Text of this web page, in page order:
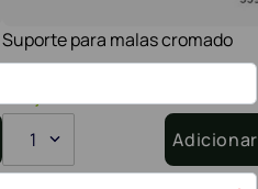
Suporte para malas cromado
1 Adicionar